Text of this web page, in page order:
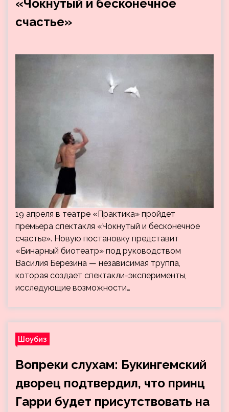
«Чокнутый и бесконечное
счастье»
19 апреля в театре «Практика» пройдет
премьера спектакля «Чокнутый и бесконечное
счастье». Новую постановку представит
«Бинарный биотеатр» под руководством
Василия Березина — независимая труппа,
которая создает спектакли-эксперименты,
исследующие возможности…
Шоубиз
Вопреки слухам: Букингемский
дворец подтвердил, что принц
Гарри будет присутствовать на